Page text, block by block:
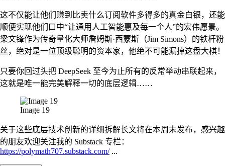
这不仅能让他们赚到比卖什么订阅软件多得多的真金白银，还能
顺便实现他们口中“让通用人工智能惠及每一个人”的宏伟愿景。
梁文锋作为传奇量化大师詹姆斯·西蒙斯（Jim Simons）的铁杆粉
丝，绝对是一位顶级聪明的资本家，他绝不可能漏掉这盘大棋！
只要你回过头把 DeepSeek 至今为止所有的反常举动串联起来，
这就是唯一能完美解释一切的底层逻辑……
Image 19
关于这些底层技术创新的详细拆解长文将在本周末发布，感兴趣
的朋友欢迎关注我的 Substack 专栏：
https://polymath707.substack.com/...